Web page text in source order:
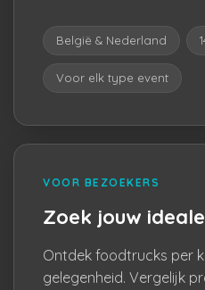
België & Nederland
Voor elk type event
VOOR BEZOEKERS
Zoek jouw
Ontdek foodtrucks per
gelegenheid. Vergelijk